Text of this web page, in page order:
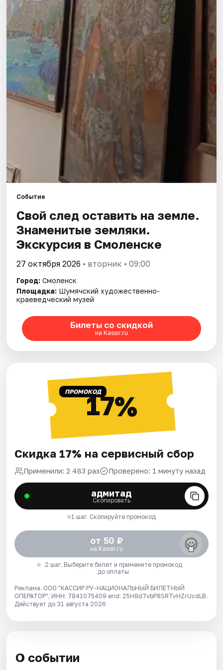
Города
Площадки
Артисты
Рейтинги
Событие
Свой след оставить на земле.
Знаменитые земляки.
Экскурсия в Смоленске
27 октября 2026 • вторник • 09:00
Город: Смоленск
Площадка: Шумячский художественно-
краеведческий музей
Билеты со скидкой
на Kassir.ru
ПРОМОКОД17%
Скидка 17% на сервисный сбор
Применили: 2 483 раз Проверено: 1 минуту назад
адмитад
Скопировать
1 шаг. Скопируйте промокод
от 50 ₽
на Kassir.ru
2 шаг. Выберите билет и примените промокод
до оплаты
Реклама. ООО "КАССИР.РУ-НАЦИОНАЛЬНЫЙ БИЛЕТНЫЙ
ОПЕРАТОР", ИНН: 7841075409 erid: 25H8d7vbP8SRTvHZrUcdLB.
Действует до 31 августа 2026
О событии